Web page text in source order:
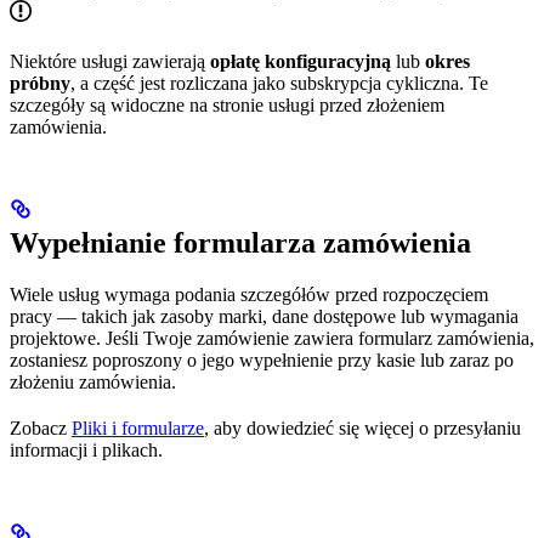
Niektóre usługi zawierają opłatę konfiguracyjną lub okres
próbny, a część jest rozliczana jako subskrypcja cykliczna. Te
szczegóły są widoczne na stronie usługi przed złożeniem
zamówienia.
Wypełnianie formularza zamówienia
Wiele usług wymaga podania szczegółów przed rozpoczęciem
pracy — takich jak zasoby marki, dane dostępowe lub wymagania
projektowe. Jeśli Twoje zamówienie zawiera formularz zamówienia,
zostaniesz poproszony o jego wypełnienie przy kasie lub zaraz po
złożeniu zamówienia.
Zobacz Pliki i formularze, aby dowiedzieć się więcej o przesyłaniu
informacji i plikach.